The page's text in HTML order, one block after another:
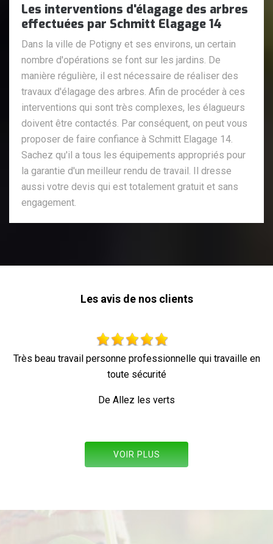
Les interventions d'élagage des arbres
effectuées par Schmitt Elagage 14
Dans la ville de Potigny et ses environs, un certain
nombre d'opérations se font sur les jardins. De
manière régulière, il est nécessaire de réaliser des
travaux d'élagage des arbres. Afin de procéder à ces
interventions qui sont très complexes, les élagueurs
doivent être contactés. Par conséquent, on peut vous
proposer de faire confiance à Schmitt Elagage 14.
Sachez qu'il a tous les équipements appropriés pour
la garantie d'un meilleur rendu de travail. Il dresse
aussi votre devis qui est totalement gratuit et sans
engagement.
Les avis de nos clients
travail personne professionnelle qui travaille en
toute sécurité
De Allez les verts
VOIR PLUS